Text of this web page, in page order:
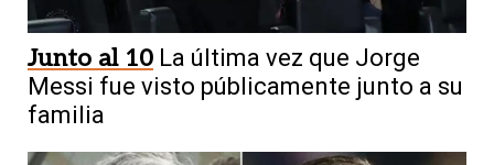
Junto al 10 La última vez que Jorge
Messi fue visto públicamente junto a su
familia